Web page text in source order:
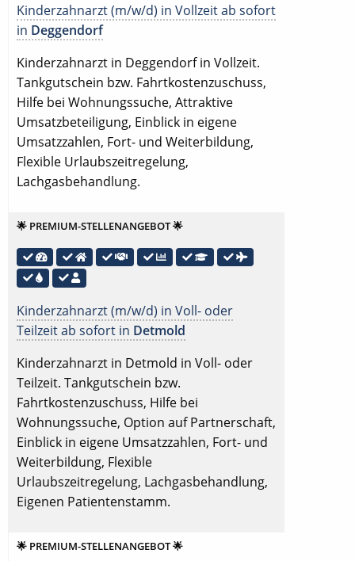
Kinderzahnarzt (m/w/d) in Vollzeit ab sofort
in Deggendorf
Kinderzahnarzt in Deggendorf in Vollzeit.
Tankgutschein bzw. Fahrtkostenzuschuss,
Hilfe bei Wohnungssuche, Attraktive
Umsatzbeteiligung, Einblick in eigene
Umsatzzahlen, Fort- und Weiterbildung,
Flexible Urlaubszeitregelung,
Lachgasbehandlung.
🌟 PREMIUM-STELLENANGEBOT 🌟
Kinderzahnarzt (m/w/d) in Voll- oder
Teilzeit ab sofort in Detmold
Kinderzahnarzt in Detmold in Voll- oder
Teilzeit. Tankgutschein bzw.
Fahrtkostenzuschuss, Hilfe bei
Wohnungssuche, Option auf Partnerschaft,
Einblick in eigene Umsatzzahlen, Fort- und
Weiterbildung, Flexible
Urlaubszeitregelung, Lachgasbehandlung,
Eigenen Patientenstamm.
🌟 PREMIUM-STELLENANGEBOT 🌟